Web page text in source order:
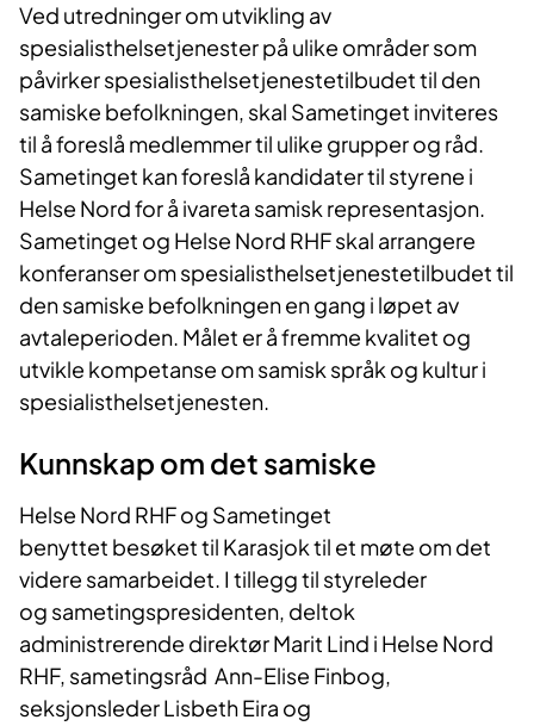
Ved utredninger om utvikling av
spesialisthelsetjenester på ulike områder som
påvirker spesialisthelsetjenestetilbudet til den
samiske befolkningen, skal Sametinget inviteres
til å foreslå medlemmer til ulike grupper og råd.
Sametinget kan foreslå kandidater til styrene i
Helse Nord for å ivareta samisk representasjon.
Sametinget og Helse Nord RHF skal arrangere
konferanser om spesialisthelsetjenestetilbudet til
den samiske befolkningen en gang i løpet av
avtaleperioden. Målet er å fremme kvalitet og
utvikle kompetanse om samisk språk og kultur i
spesialisthelsetjenesten.
Kunnskap om det samiske
Helse Nord RHF og Sametinget
benyttet besøket til Karasjok til et møte om det
videre samarbeidet. I tillegg til styreleder
og sametingspresidenten, deltok
administrerende direktør Marit Lind i Helse Nord
RHF, sametingsråd Ann-Elise Finbog,
seksjonsleder Lisbeth Eira og